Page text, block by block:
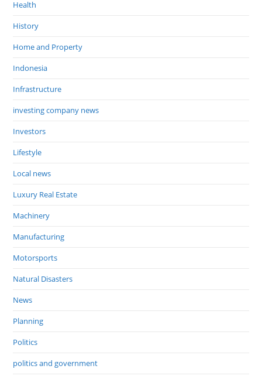
Health
History
Home and Property
Indonesia
Infrastructure
investing company news
Investors
Lifestyle
Local news
Luxury Real Estate
Machinery
Manufacturing
Motorsports
Natural Disasters
News
Planning
Politics
politics and government